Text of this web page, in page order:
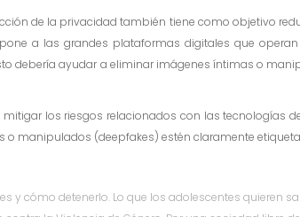
de la privacidad también tiene como objetivo
a las grandes plataformas digitales que
debería ayudar a eliminar imágenes íntimas o
los riesgos relacionados con las tecnologías
o manipulados (deepfakes) estén claramente
es y cómo detenerlo. Lo que los adolescentes quieren